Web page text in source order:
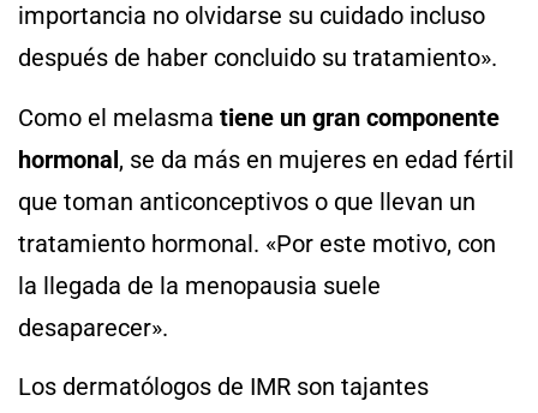
importancia no olvidarse su cuidado incluso
después de haber concluido su tratamiento».
Como el melasma tiene un gran componente
hormonal, se da más en mujeres en edad fértil
que toman anticonceptivos o que llevan un
tratamiento hormonal. «Por este motivo, con
la llegada de la menopausia suele
desaparecer».
Los dermatólogos de IMR son tajantes